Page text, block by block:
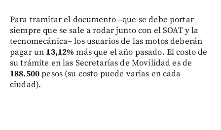
Para tramitar el documento –que se debe portar
siempre que se sale a rodar junto con el SOAT y la
tecnomecánica– los usuarios de las motos deberán
pagar un 13,12% más que el año pasado. El costo de
su trámite en las Secretarías de Movilidad es de
188.500pesos (su costo puede varias en cada
ciudad).